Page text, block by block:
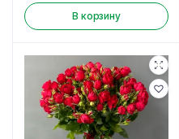
В корзину